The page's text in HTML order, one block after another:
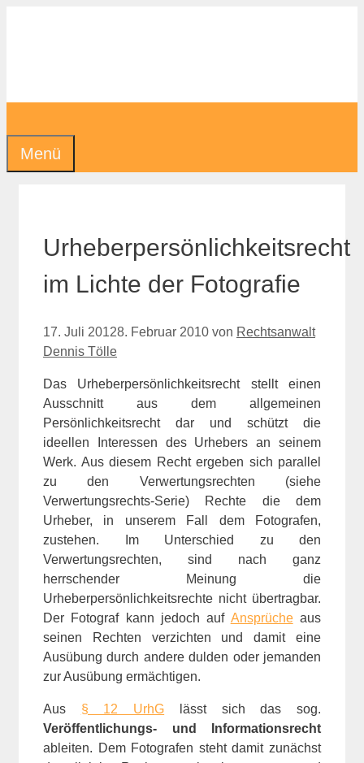
Menü
Urheberpersönlichkeitsrecht
im Lichte der Fotografie
17. Juli 20128. Februar 2010 von Rechtsanwalt
Dennis Tölle
Das Urheberpersönlichkeitsrecht stellt einen
Ausschnitt aus dem allgemeinen
Persönlichkeitsrecht dar und schützt die
ideellen Interessen des Urhebers an seinem
Werk. Aus diesem Recht ergeben sich parallel
zu den Verwertungsrechten (siehe
Verwertungsrechts-Serie) Rechte die dem
Urheber, in unserem Fall dem Fotografen,
zustehen. Im Unterschied zu den
Verwertungsrechten, sind nach ganz
herrschender Meinung die
Urheberpersönlichkeitsrechte nicht übertragbar.
Der Fotograf kann jedoch auf Ansprücheaus
seinen Rechten verzichten und damit eine
Ausübung durch andere dulden oder jemanden
zur Ausübung ermächtigen.
Aus § 12 UrhG lässt sich das sog.
Veröffentlichungs- und Informationsrecht
ableiten. Dem Fotografen steht damit zunächst